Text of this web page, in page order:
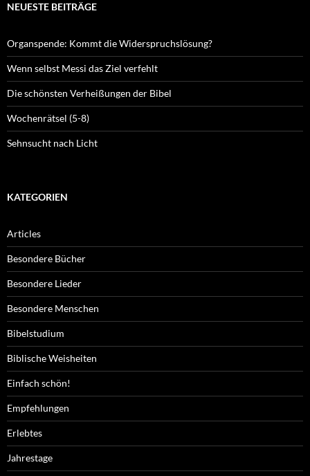
NEUESTE BEITRÄGE
Organspende: Kommt die Widerspruchslösung?
Wenn selbst Messi das Ziel verfehlt
Die schönsten Verheißungen der Bibel
Wochenrätsel (5-8)
Sehnsucht nach Licht
KATEGORIEN
Articles
Besondere Bücher
Besondere Lieder
Besondere Menschen
Bibelstudium
Biblische Weisheiten
Einfach schön!
Empfehlungen
Erlebtes
Jahrestage